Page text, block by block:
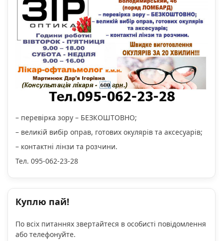
– перевірка зору – БЕЗКОШТОВНО;
– великій вибір оправ, готових окулярів та аксесуарів;
– контактні лінзи та розчини.
Тел. 095-062-23-28
Куплю пай!
По всіх питаннях звертайтеся в особисті повідомлення
або телефонуйте.